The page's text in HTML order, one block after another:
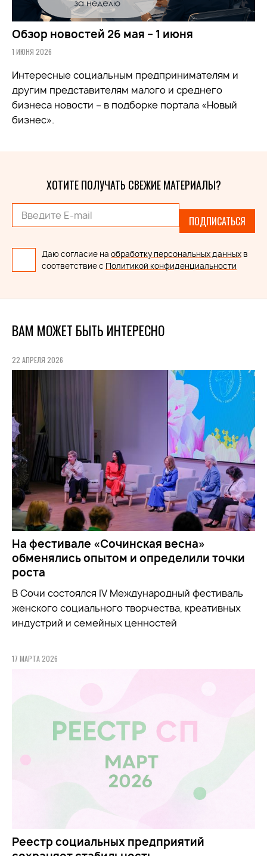
Обзор новостей 26 мая – 1 июня
1 ИЮНЯ 2026
Интересные социальным предпринимателям и
другим представителям малого и среднего
бизнеса новости – в подборке портала «Новый
бизнес».
ХОТИТЕ ПОЛУЧАТЬ СВЕЖИЕ МАТЕРИАЛЫ?
ПОДПИСАТЬСЯ
Даю согласие на обработку персональных данных в
соответствие с Политикой конфиденциальности
ВАМ МОЖЕТ БЫТЬ ИНТЕРЕСНО
22 АПРЕЛЯ 2026
На фестивале «Сочинская весна»
обменялись опытом и определили точки
роста
В Сочи состоялся IV Международный фестиваль
женского социального творчества, креативных
индустрий и семейных ценностей
17 МАРТА 2026
Реестр социальных предприятий